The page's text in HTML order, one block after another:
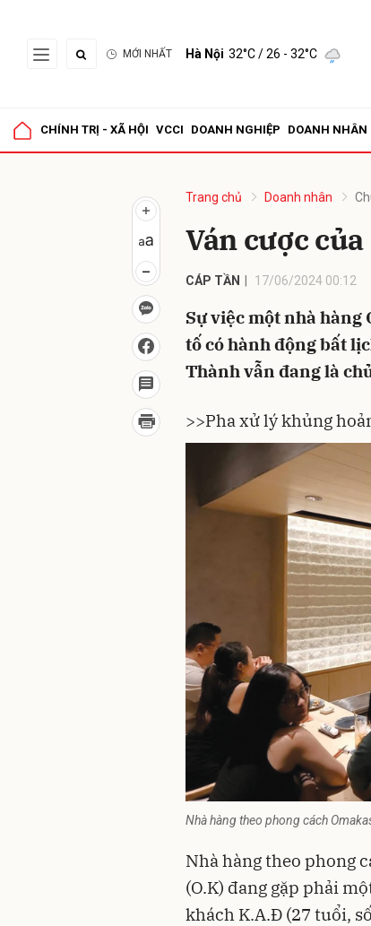
MỚI NHẤT Hà Nội 32°C/ 26 - 32°C
CHÍNH TRỊ - XÃ HỘI VCCI DOANH NGHIỆP DOANH NHÂN
Trang chủ Doanh nhân
Ván cược
CÁP TẦN 17/06/2024 00:12
Sự việc một nhà hàng
tố có hành động bất
Thành vẫn đang là
>>Pha xử lý khủng
Nhà hàng theo phong cách
Nhà hàng theo phong
(O.K) đang gặp phải
khách K.A.Đ (27 tuổi,